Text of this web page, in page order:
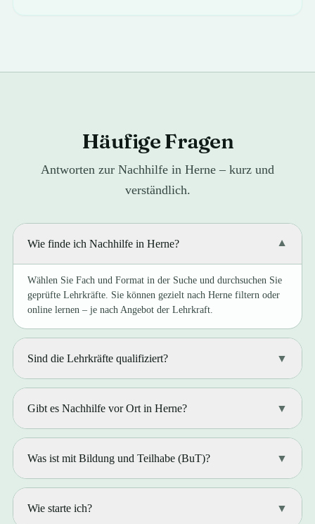
Häufige Fragen
Antworten zur Nachhilfe in Herne – kurz und
verständlich.
Wie finde ich Nachhilfe in Herne? ▼
Wählen Sie Fach und Format in der Suche und durchsuchen Sie
geprüfte Lehrkräfte. Sie können gezielt nach Herne filtern oder
online lernen – je nach Angebot der Lehrkraft.
Sind die Lehrkräfte qualifiziert? ▼
Gibt es Nachhilfe vor Ort in Herne? ▼
Was ist mit Bildung und Teilhabe (BuT)? ▼
Wie starte ich? ▼